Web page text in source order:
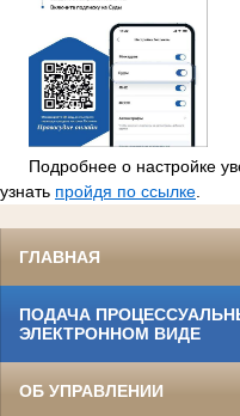
Подробнее о настройке
узнать пройдя по ссылке.
ГЛАВНАЯ
ПОДАЧА
ЭЛЕКТРОННОМ ВИДЕ
ОБ УПРАВЛЕНИИ